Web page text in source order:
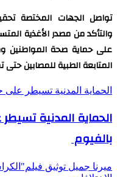
تواصل الجهات المختصة
والتأكد من مصدر الأغذية
على حماية صحة المواطنين
المتابعة الطبية للمصابين حتى
الحماية المدنية تسيطر
الحماية المدنية
بالفيوم
ميرنا جميل توثيق